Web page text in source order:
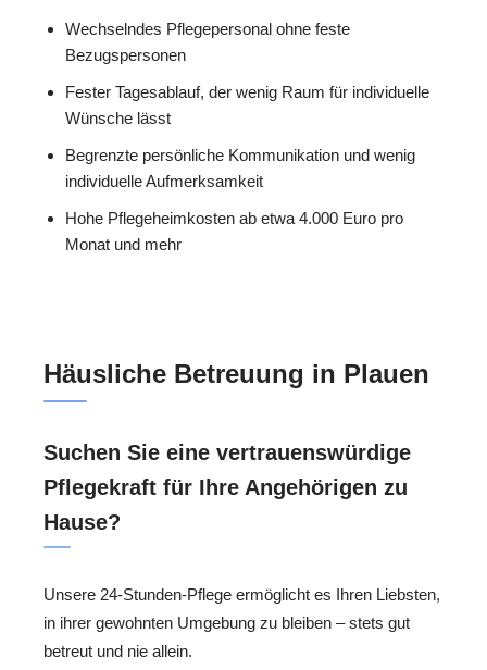
Wechselndes Pflegepersonal ohne feste
Bezugspersonen
Fester Tagesablauf, der wenig Raum für individuelle
Wünsche lässt
Begrenzte persönliche Kommunikation und wenig
individuelle Aufmerksamkeit
Hohe Pflegeheimkosten ab etwa 4.000 Euro pro
Monat und mehr
Häusliche Betreuung in Plauen
Suchen Sie eine vertrauenswürdige
Pflegekraft für Ihre Angehörigen zu
Hause?
Unsere 24-Stunden-Pflege ermöglicht es Ihren Liebsten,
in ihrer gewohnten Umgebung zu bleiben – stets gut
betreut und nie allein.